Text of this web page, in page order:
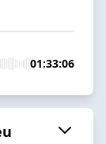
01:33:06